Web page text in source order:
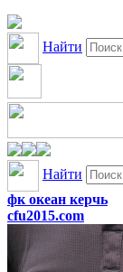
Найти
Найти
фк океан керчь
cfu2015.com